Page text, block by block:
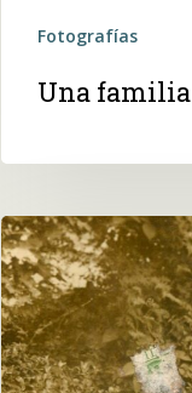
Fotografías
Una familia
Un
matrimonio